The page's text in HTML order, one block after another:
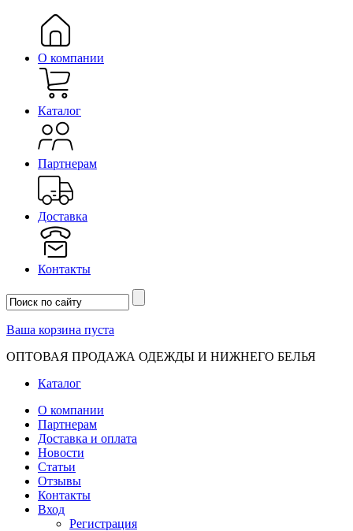
О компании
Каталог
Партнерам
Доставка
Контакты
Ваша корзина пуста
ОПТОВАЯ ПРОДАЖА ОДЕЖДЫ И НИЖНЕГО БЕЛЬЯ
Каталог
О компании
Партнерам
Доставка и оплата
Новости
Статьи
Отзывы
Контакты
Вход
Регистрация